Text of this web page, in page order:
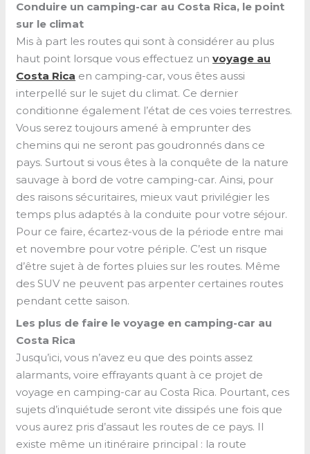
Conduire un camping-car au Costa Rica, le point
sur le climat
Mis à part les routes qui sont à considérer au plus
haut point lorsque vous effectuez unvoyage au
Costa Rica en camping-car, vous êtes aussi
interpellé sur le sujet du climat. Ce dernier
conditionne également l’état de ces voies terrestres.
Vous serez toujours amené à emprunter des
chemins qui ne seront pas goudronnés dans ce
pays. Surtout si vous êtes à la conquête de la nature
sauvage à bord de votre camping-car. Ainsi, pour
des raisons sécuritaires, mieux vaut privilégier les
temps plus adaptés à la conduite pour votre séjour.
Pour ce faire, écartez-vous de la période entre mai
et novembre pour votre périple. C’est un risque
d’être sujet à de fortes pluies sur les routes. Même
des SUV ne peuvent pas arpenter certaines routes
pendant cette saison.
Les plus de faire le voyage en camping-car au
Costa Rica
Jusqu’ici, vous n’avez eu que des points assez
alarmants, voire effrayants quant à ce projet de
voyage en camping-car au Costa Rica. Pourtant, ces
sujets d’inquiétude seront vite dissipés une fois que
vous aurez pris d’assaut les routes de ce pays. Il
existe même un itinéraire principal : la route